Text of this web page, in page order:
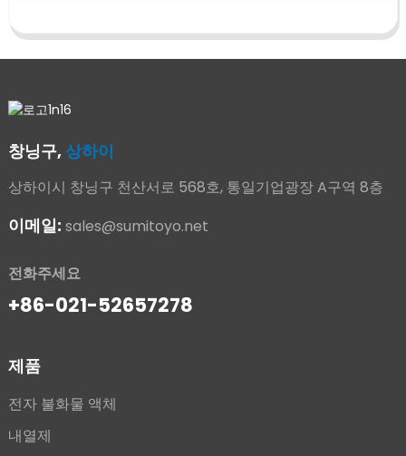
창닝구,상하이
상하이시 창닝구 천산서로 568호, 통일기업광장 A구역 8층
이메일: sales@sumitoyo.net
전화주세요
+86-021-52657278
제품
전자 불화물 액체
내열제